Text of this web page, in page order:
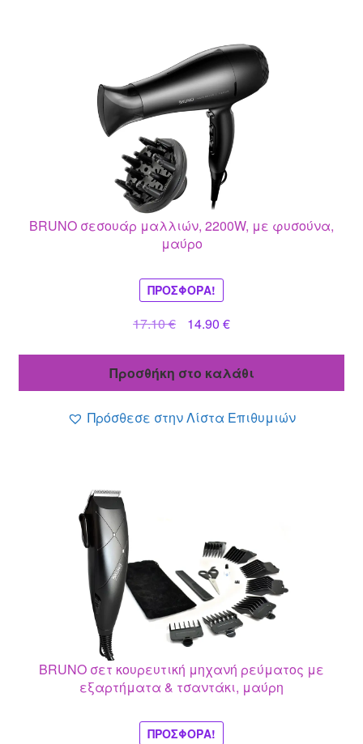
BRUNO σεσουάρ μαλλιών, 2200W, με φυσούνα,
μαύρο
ΠΡΟΣΦΟΡΆ!
17.10€
Original
17.10 €.
14.90 €Η
είναι:
Προσθήκη στο καλάθι
Πρόσθεσε στην Λίστα Επιθυμιών
BRUNO σετ κουρευτική μηχανή ρεύματος με
εξαρτήματα & τσαντάκι, μαύρη
ΠΡΟΣΦΟΡΆ!